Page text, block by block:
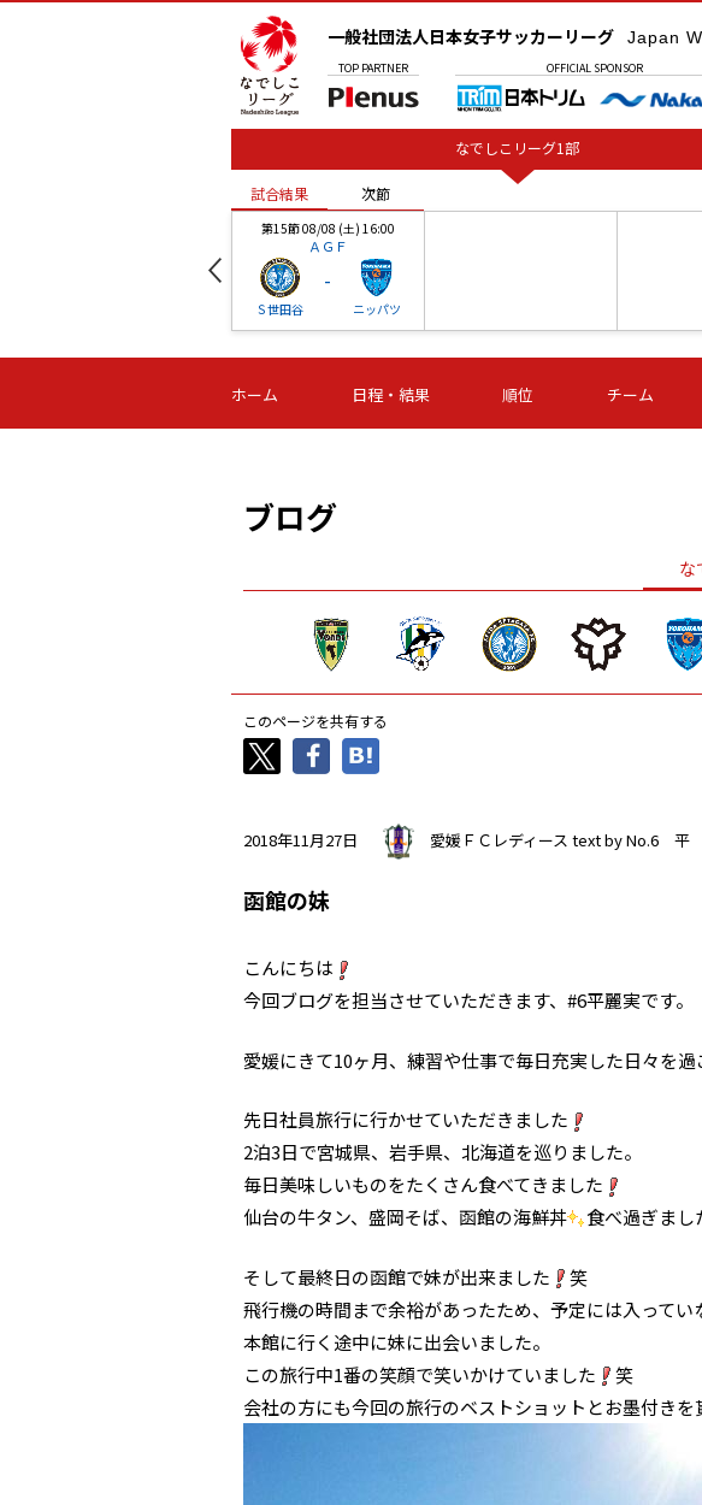
一般社団法人日本女子サッカーリーグ Japan
TOP PARTNER OFFICIAL SPONSOR
なでしこリーグ1部
試合結果 次節
第15節 08/08 (土) 16:00
ＡＧＦ
Ｓ世田谷
-
ニッパツ
-
第16節 09/05 (土) 15:00
ニッパツ
-
第16節 09/05 (土) 15:00
石人の星
-
第16節
試合結果 次節
ホーム 日程・結果 順位 チーム
ブログ
な
このページを共有する
2018年11月27日 愛媛ＦＣレディース text by No.6 平
函館の妹
こんにちは
今回ブログを担当させていただきます、#6平麗実です。
愛媛にきて10ヶ月、練習や仕事で毎日充実した日々を過
先日社員旅行に行かせていただきました
2泊3日で宮城県、岩手県、北海道を巡りました。
毎日美味しいものをたくさん食べてきました
仙台の牛タン、盛岡そば、函館の海鮮丼
食べ過ぎまし
そして最終日の函館で妹が出来ました
笑
飛行機の時間まで余裕があったため、予定には入ってい
本館に行く途中に妹に出会いました。
この旅行中1番の笑顔で笑いかけていました
笑
会社の方にも今回の旅行のベストショットとお墨付きを